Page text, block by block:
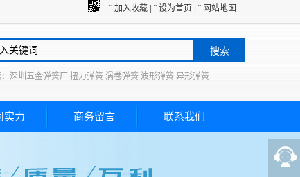
ˇ 加入收藏 ˇ 设为首页 ˇ 网站地图
搜索
深圳五金弹簧厂 扭力弹簧 涡卷弹簧 波形弹簧 异形弹簧
实力 商务留言 联系我们